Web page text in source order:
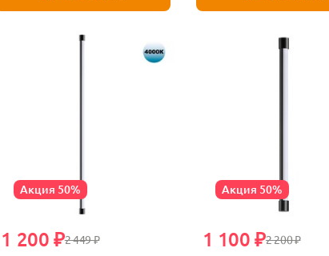
Акция 50%
2 449 ₽
1 200 ₽
Акция 50%
2 200 ₽
1 100 ₽